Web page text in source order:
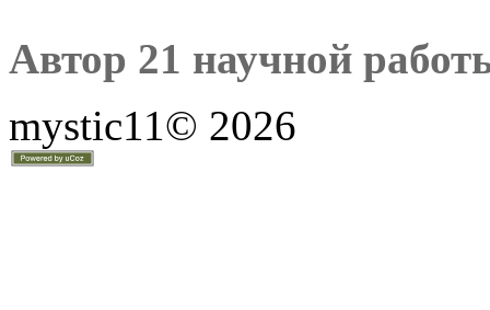
Автор 21 научной
mystic11© 2026